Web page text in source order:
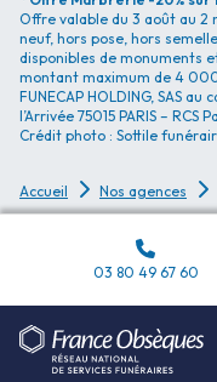
Offre valable du 3 août au 2
neuf, hors pose, hors
disponibles de monuments
montant maximum de 4 000
FUNECAP HOLDING, SAS
l’Arrivée 75015 PARIS –
Crédit photo : Sottile
Accueil Nos agences
03 80 49 67 60